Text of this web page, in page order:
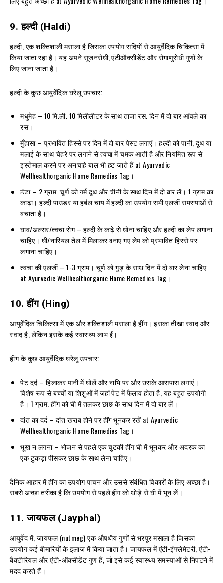
9.हल्दी (Haldi)
हल्दी, एक शक्तिशाली मसाला है जिसका उपयोग सदियों से आयुर्वेदिक चिकित्सा में
किया जाता रहा है। यह अपने सूजनरोधी, एंटीऑक्सीडेंट और रोगाणुरोधी गुणों के
लिए जाना जाता है।
हल्दी के कुछ आयुर्वेदिक घरेलू उपचार:
मधुमेह – 10 मि.ली. 10 मिलीलीटर के साथ ताजा रस. दिन में दो बार आंवले का
रस।
मुँहासा – प्रभावित हिस्से पर दिन में दो बार पेस्ट लगाएं। हल्दी को पानी, दूध या
मलाई के साथ चेहरे पर लगाने से त्वचा में चमक आती है और नियमित रूप से
इस्तेमाल करने पर अनचाहे बाल भी हट जाते हैं at Ayurvedic
Wellhealthorganic Home Remedies Tag।
ठंडा – 2 ग्राम. चूर्ण को गर्म दूध और चीनी के साथ दिन में दो बार लें। 1 ग्राम का
काढ़ा। हल्दी पाउडर या हर्बल चाय में हल्दी का उपयोग सभी एलर्जी समस्याओं से
बचाता है।
घाव/अल्सर/त्वचा रोग – हल्दी के काढ़े से धोना चाहिए और हल्दी का लेप लगाना
चाहिए। घी/नारियल तेल में मिलाकर बनाए गए लेप को प्रभावित हिस्से पर
लगाना चाहिए।
त्वचा की एलर्जी – 1-3 ग्राम। चूर्ण को गुड़ के साथ दिन में दो बार लेना चाहिए
at Ayurvedic Wellhealthorganic Home Remedies Tag।
10.हींग (Hing)
आयुर्वेदिक चिकित्सा में एक और शक्तिशाली मसाला है हींग। इसका तीखा स्वाद और
स्वाद है, लेकिन इसके कई स्वास्थ्य लाभ हैं।
हींग के कुछ आयुर्वेदिक घरेलू उपचार:
पेट दर्द – हिलाकर पानी में घोलें और नाभि पर और उसके आसपास लगाएं।
विशेष रूप से बच्चों या शिशुओं में जहां पेट में फैलाव होता है, यह बहुत उपयोगी
है। 1 ग्राम. हींग को घी में तलकर छाछ के साथ दिन में दो बार लें।
दांत का दर्द – दांत खराब होने पर हींग भूनकर रखें at Ayurvedic
Wellhealthorganic Home Remedies Tag।
भूख न लगना – भोजन से पहले एक चुटकी हींग घी में भूनकर और अदरक का
एक टुकड़ा पीसकर छाछ के साथ लेना चाहिए।
दैनिक आहार में हींग का उपयोग पाचन और उससे संबंधित विकारों के लिए अच्छा है।
सबसे अच्छा तरीका है कि उपयोग से पहले हींग को थोड़े से घी में भून लें।
11.जायफल (Jayphal)
आयुर्वेद में, जायफल (nutmeg) एक औषधीय गुणों से भरपूर मसाला है जिसका
उपयोग कई बीमारियों के इलाज में किया जाता है। जायफल में एंटी-इंफ्लेमेटरी, एंटी-
बैक्टीरियल और एंटी-ऑक्सीडेंट गुण हैं, जो इसे कई स्वास्थ्य समस्याओं से निपटने में
मदद करते हैं।